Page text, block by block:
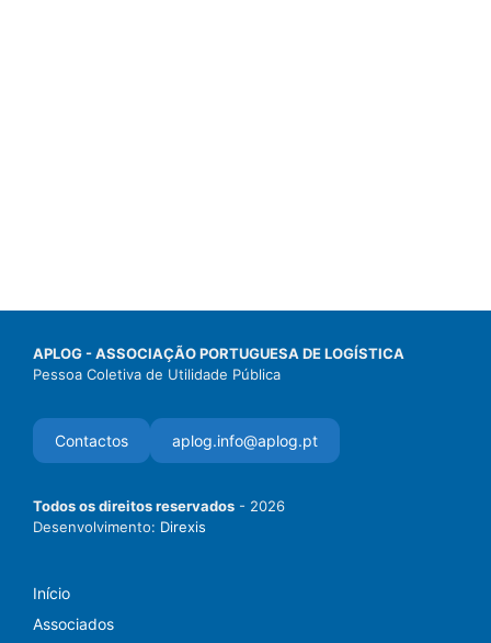
APLOG - ASSOCIAÇÃO PORTUGUESA DE LOGÍSTICA
Pessoa Coletiva de Utilidade Pública
Contactos aplog.info@aplog.pt
Todos os direitos reservados - 2026
Desenvolvimento: Direxis
Início
Associados